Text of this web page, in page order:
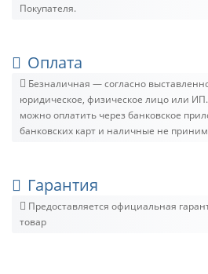
Покупателя.
Оплата
Безналичная — согласно
юридическое, физическое лицо или ИП.
можно оплатить через банковское
банковских карт и наличные не
Гарантия
Предоставляется официальная
товар